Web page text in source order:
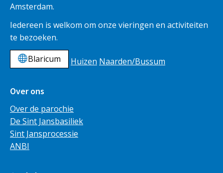
Amsterdam.
Iedereen is welkom om onze vieringen en activiteiten
te bezoeken.
Blaricum
Huizen Naarden/Bussum
Over ons
Over de parochie
De Sint Jansbasiliek
Sint Jansprocessie
ANBI